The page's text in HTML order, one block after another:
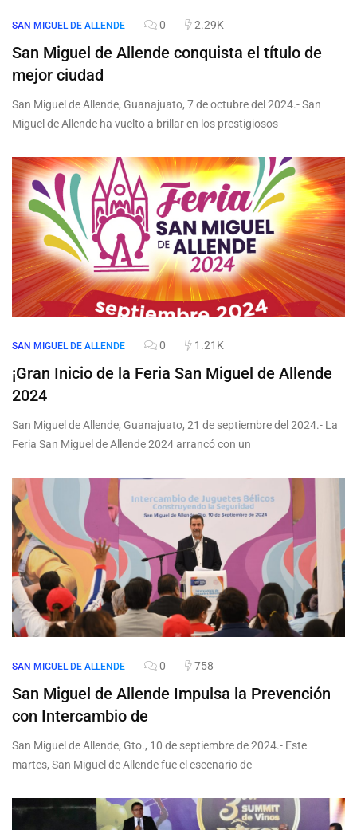
SAN MIGUEL DE ALLENDE 0 2.29K
San Miguel de Allende conquista el título de
mejor ciudad
San Miguel de Allende, Guanajuato, 7 de octubre del 2024.- San
Miguel de Allende ha vuelto a brillar en los prestigiosos
SAN MIGUEL DE ALLENDE 0 1.21K
¡Gran Inicio de la Feria San Miguel de Allende
2024
San Miguel de Allende, Guanajuato, 21 de septiembre del 2024.- La
Feria San Miguel de Allende 2024 arrancó con un
SAN MIGUEL DE ALLENDE 0 758
San Miguel de Allende Impulsa la Prevención
con Intercambio de
San Miguel de Allende, Gto., 10 de septiembre de 2024.- Este
martes, San Miguel de Allende fue el escenario de